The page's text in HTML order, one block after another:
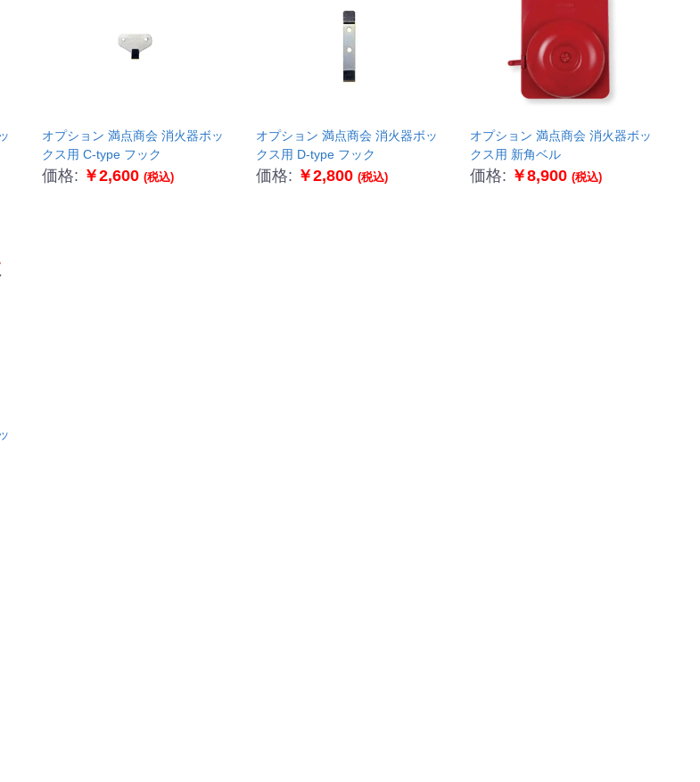
オプション 満点商会 消火器ボッ
クス用 C-type フック
価格: ￥2,600 (税込)
オプション 満点商会 消火器ボッ
クス用 D-type フック
価格: ￥2,800 (税込)
オプション 満点商会 消火器ボッ
クス用 新角ベル
価格: ￥8,900 (税込)